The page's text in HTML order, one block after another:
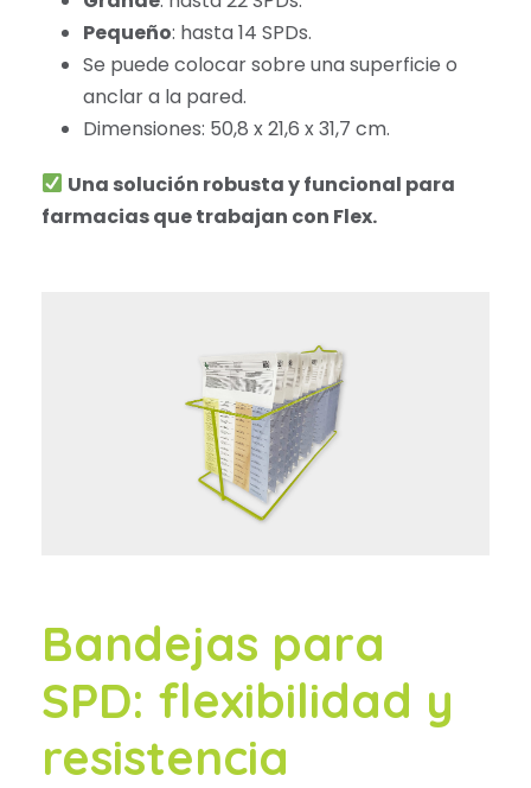
Pequeño: hasta 14 SPDs.
Se puede colocar sobre una superficie o
anclar a la pared.
Dimensiones: 50,8 x 21,6 x 31,7 cm.
Una solución robusta y funcional para
farmacias que trabajan con Flex.
Bandejas para
SPD: flexibilidad y
resistencia